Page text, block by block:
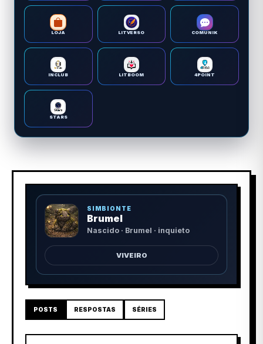
LOJA LITVERSO COMUNIK
INCLUB LITBOOM 4POINT
STARS
SIMBIONTE
Brumel
Nascido · Brumel · inquieto
VIVEIRO
POSTS RESPOSTAS SÉRIES